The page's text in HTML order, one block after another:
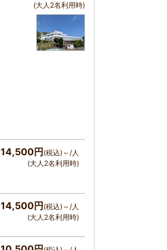
(大人2名利用時)
14,500円 (税込)～/人
(大人2名利用時)
14,500円 (税込)～/人
(大人2名利用時)